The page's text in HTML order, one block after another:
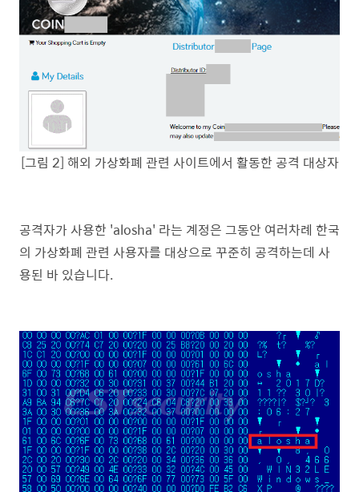
[그림 2] 해외 가상화폐 관련 사이트에서 활동한 공격 대상자
공격자가 사용한 'alosha' 라는 계정은 그동안 여러차례 한국
의 가상화폐 관련 사용자를 대상으로 꾸준히 공격하는데 사
용된 바 있습니다.